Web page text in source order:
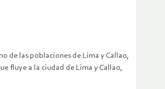
de las poblaciones de Lima y Callao,
fluye a la ciudad de Lima y Callao,